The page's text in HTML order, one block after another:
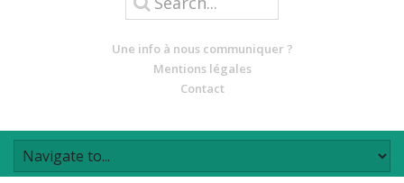
Une info à nous communiquer ?
Mentions légales
Contact